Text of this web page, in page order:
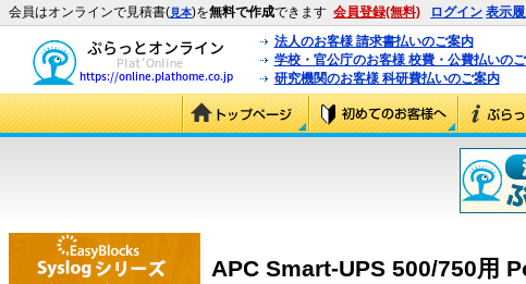
会員はオンラインで見積書(見本)を無料で作成できます 会員登録(無料) ログイン 表示
法人のお客様 請求書払いのご案内
学校・官公庁のお客様 校費・公費払いの
研究機関のお客様 科研費払いのご案内
APC Smart-UPS 500/750用